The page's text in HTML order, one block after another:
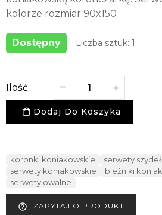
kolorze rozmiar 90x150
Dostępny Liczba sztuk: 1
Ilość
Dodaj Do Koszyka
koronki koniakowskie
serwety
serwety koniakowskie
bieżniki
serwety owalne
help_outline ZAPYTAJ O PRODUKT